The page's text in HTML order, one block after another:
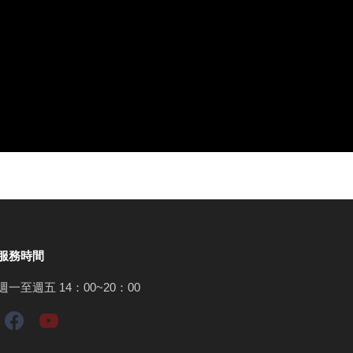
務時間
一至週五 14：00~20：00